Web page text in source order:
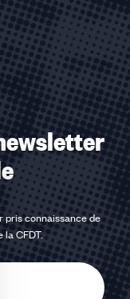
le
pris connaissance de
la CFDT.